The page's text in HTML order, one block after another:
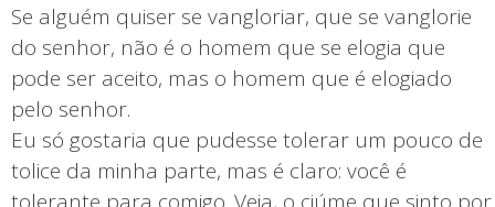
Se alguém quiser se vangloriar, que se vanglorie
do senhor, não é o homem que se elogia que
pode ser aceito, mas o homem que é elogiado
pelo senhor.
Eu só gostaria que pudesse tolerar um pouco de
tolice da minha parte, mas é claro: você é
tolerante para comigo. Veja, o ciúme que sinto por